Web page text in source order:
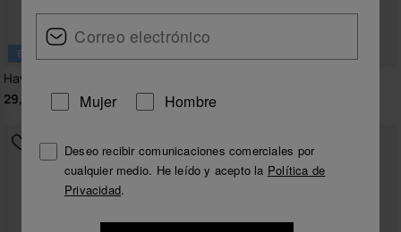
BESTSELLER
Havaianas Square
29,99 €
29,99 €
Mujer Hombre
Deseo recibir comunicaciones comerciales por
cualquier medio. He leído y acepto la Política de
Privacidad.